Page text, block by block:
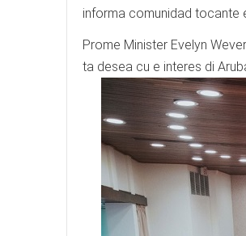
informa comunidad tocante
Prome Minister Evelyn
ta desea cu e interes di